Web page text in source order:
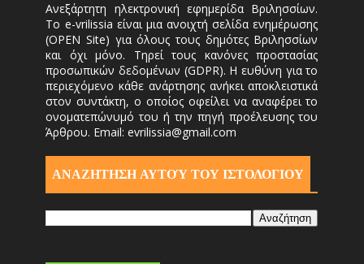
Ανεξάρτητη ηλεκτρονική εφημερίδα Βριλησσίων.
Το e-vrilissia είναι μια ανοιχτή σελίδα ενημέρωσης
(OPEN Site) για όλους τους δημότες Βριλησσίων
και όχι μόνο. Τηρεί τους κανόνες προστασίας
προσωπικών δεδομένων (GDPR). Η ευθύνη για το
περιεχόμενο κάθε ανάρτησης ανήκει αποκλειστικά
στον συντάκτη, ο οποίος οφείλει να αναφέρει το
ονοματεπώνυμό του ή την πηγή προέλευσης του
Άρθρου. Email: evrilissia@gmail.com
ΑΝΑΖΗΤΗΣΗ ΑΥΤΟΎ ΤΟΥ ΙΣΤΟΛΟΓΙΟΥ